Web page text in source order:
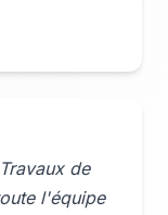
de
l'équipe